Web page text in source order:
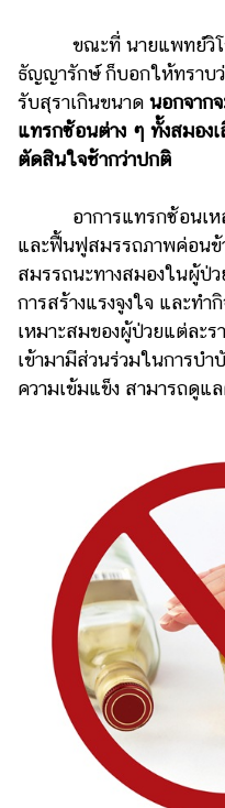
และ
การ
ตกแต่ง
มือ
ราคา
ทอง
ราคา
น้ำมัน
วา
เด็ก
สัตว์
เลี้ยง
Infographic
บริการ
ขณะที่ นายแพทย์วิโรจ
ธัญญารักษ์ ก็บอกให้ทราบ
รับสุราเกินขนาด นอกจาก
แทรกซ้อนต่าง ๆ ทั้งสมอง
ตัดสินใจช้ากว่าปกติ
อาการแทรกซ้อนเหล่า
และฟื้นฟูสมรรถภาพค่อนข้
สมรรถนะทางสมองในผู้ป่
การสร้างแรงจูงใจ และท
เหมาะสมของผู้ป่วยแต่ละ
เข้ามามีส่วนร่วมในการบ
ความเข้มแข็ง สามารถดูแล